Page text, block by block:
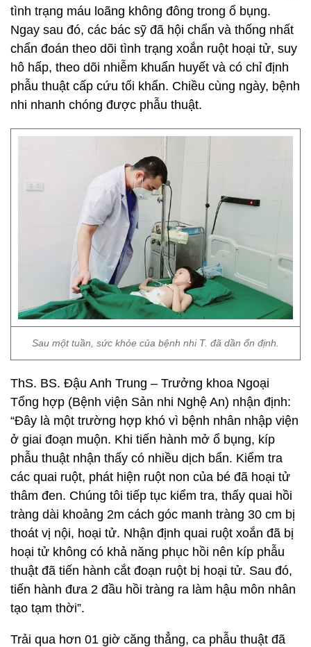
tình trạng máu loãng không đông trong ổ bụng.
Ngay sau đó, các bác sỹ đã hội chẩn và thống nhất
chẩn đoán theo dõi tình trạng xoắn ruột hoại tử, suy
hô hấp, theo dõi nhiễm khuẩn huyết và có chỉ định
phẫu thuật cấp cứu tối khẩn. Chiều cùng ngày, bệnh
nhi nhanh chóng được phẫu thuật.
Sau một tuần, sức khỏe của bệnh nhi T. đã dần ổn định.
ThS. BS. Đậu Anh Trung – Trưởng khoa Ngoại
Tổng hợp (Bệnh viện Sản nhi Nghệ An) nhận định:
“Đây là một trường hợp khó vì bệnh nhân nhập viện
ở giai đoạn muộn. Khi tiến hành mở ổ bụng, kíp
phẫu thuật nhận thấy có nhiều dịch bẩn. Kiểm tra
các quai ruột, phát hiện ruột non của bé đã hoại tử
thâm đen. Chúng tôi tiếp tục kiểm tra, thấy quai hồi
tràng dài khoảng 2m cách góc manh tràng 30 cm bị
thoát vị nội, hoại tử. Nhận định quai ruột xoắn đã bị
hoại tử không có khả năng phục hồi nên kíp phẫu
thuật đã tiến hành cắt đoạn ruột bị hoại tử. Sau đó,
tiến hành đưa 2 đầu hồi tràng ra làm hậu môn nhân
tạo tạm thời”.
Trải qua hơn 01 giờ căng thẳng, ca phẫu thuật đã